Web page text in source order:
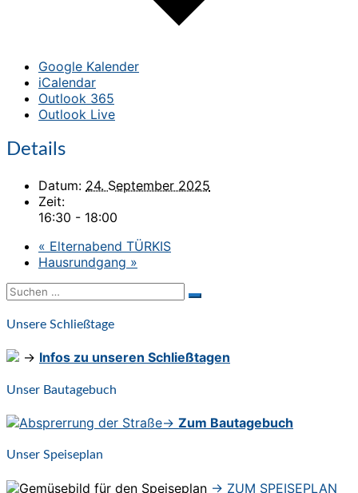
Google Kalender
iCalendar
Outlook 365
Outlook Live
Details
Datum: 24. September 2025
Zeit:
16:30 - 18:00
« Elternabend TÜRKIS
Hausrundgang »
Suchen
nach:
Suchen
Unsere Schließtage
→ Infos zu unseren Schließtagen
Unser Bautagebuch
→ Zum Bautagebuch
Unser Speiseplan
→ ZUM SPEISEPLAN